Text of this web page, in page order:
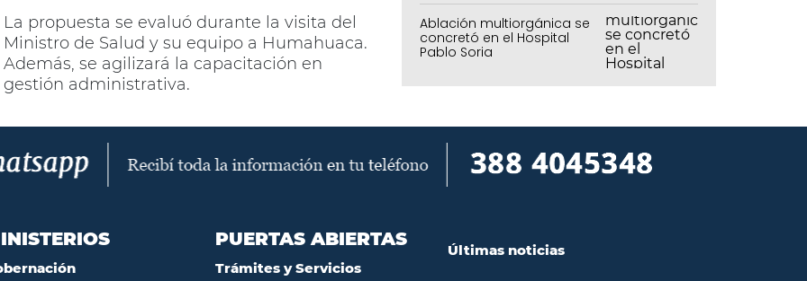
La propuesta se evaluó durante la visita del
Ministro de Salud y su equipo a Humahuaca.
Además, se agilizará la capacitación en
gestión administrativa.
Ablación multiorgánica se
concretó en el Hospital
Pablo Soria
PUERTAS ABIERTAS
Trámites y Servicios
Últimas noticias